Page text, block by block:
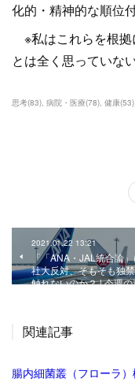
化的・精神的な順位
※私はこれらを根拠
とは全く思っていな
思考(83) 病院・医療(78) 健康(53)
2021.01.22 13:21
「「ANA・JAL統合論
社大反対、そもそも独
触れないのか？ | 今週
関連記事
腸内細菌叢（フローラ）